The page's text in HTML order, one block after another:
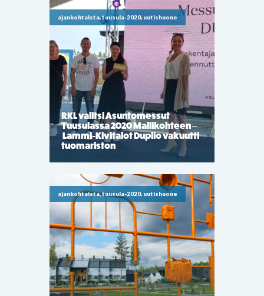
ajankohtaista, tuusula-2020, uutishuone
RKL valitsi Asuntomessut
Tuusulassa 2020 Mallikohteen –
Lammi-Kivitalot Duplio vakuutti
tuomariston
ajankohtaista, tuusula-2020, uutishuone